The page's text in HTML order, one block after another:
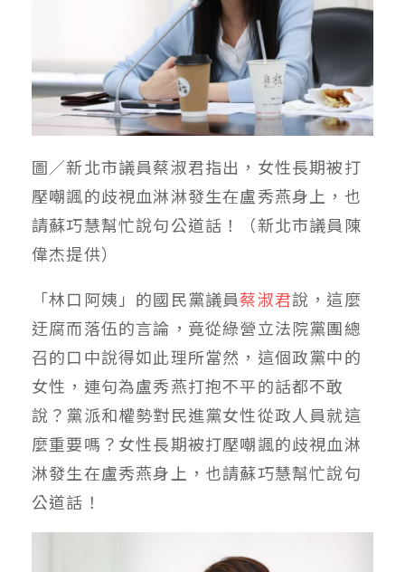
圖／新北市議員蔡淑君指出，女性長期被打
壓嘲諷的歧視血淋淋發生在盧秀燕身上，也
請蘇巧慧幫忙說句公道話！（新北市議員陳
偉杰提供）
「林口阿姨」的國民黨議員蔡淑君說，這麼
迂腐而落伍的言論，竟從綠營立法院黨團總
召的口中說得如此理所當然，這個政黨中的
女性，連句為盧秀燕打抱不平的話都不敢
說？黨派和權勢對民進黨女性從政人員就這
麼重要嗎？女性長期被打壓嘲諷的歧視血淋
淋發生在盧秀燕身上，也請蘇巧慧幫忙說句
公道話！